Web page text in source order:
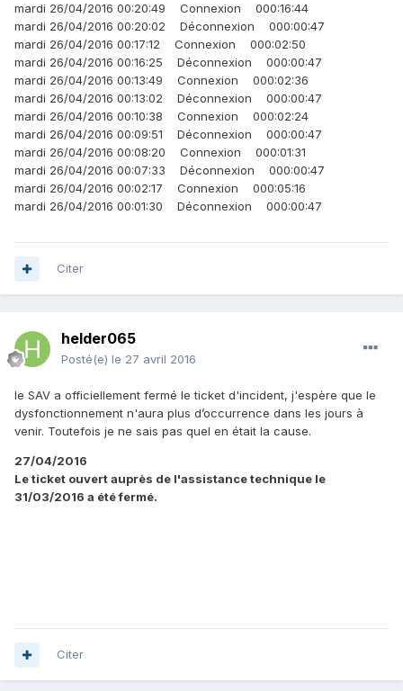
mardi 26/04/2016 00:20:49 Connexion 000:16:44
mardi 26/04/2016 00:20:02 Déconnexion 000:00:47
mardi 26/04/2016 00:17:12 Connexion 000:02:50
mardi 26/04/2016 00:16:25 Déconnexion 000:00:47
mardi 26/04/2016 00:13:49 Connexion 000:02:36
mardi 26/04/2016 00:13:02 Déconnexion 000:00:47
mardi 26/04/2016 00:10:38 Connexion 000:02:24
mardi 26/04/2016 00:09:51 Déconnexion 000:00:47
mardi 26/04/2016 00:08:20 Connexion 000:01:31
mardi 26/04/2016 00:07:33 Déconnexion 000:00:47
mardi 26/04/2016 00:02:17 Connexion 000:05:16
mardi 26/04/2016 00:01:30 Déconnexion 000:00:47
Citer
helder065
Posté(e) le 27 avril 2016
le SAV a officiellement fermé le ticket d'incident, j'espère que le
dysfonctionnement n'aura plus d’occurrence dans les jours à
venir. Toutefois je ne sais pas quel en était la cause.
27/04/2016
Le ticket ouvert auprès de l'assistance technique le
31/03/2016 a été fermé.
Citer